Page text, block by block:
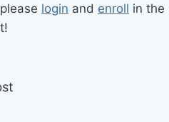
login and enroll in the